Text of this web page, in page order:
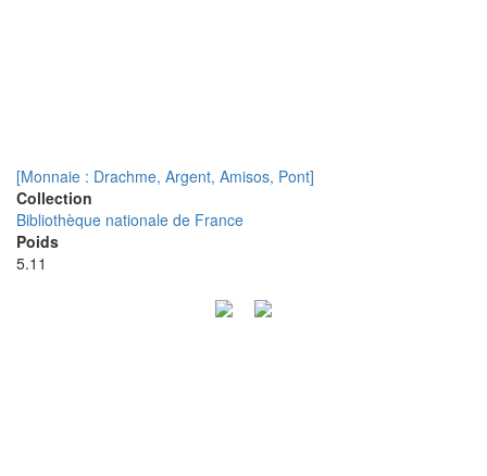
[Monnaie : Drachme, Argent, Amisos, Pont]
Collection
Bibliothèque nationale de France
Poids
5.11